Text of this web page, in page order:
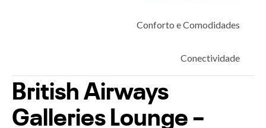
Conforto e Comodidades
Conectividade
Higiene e Estrutura
Espaço Infantil
British Airways
Galleries Lounge –